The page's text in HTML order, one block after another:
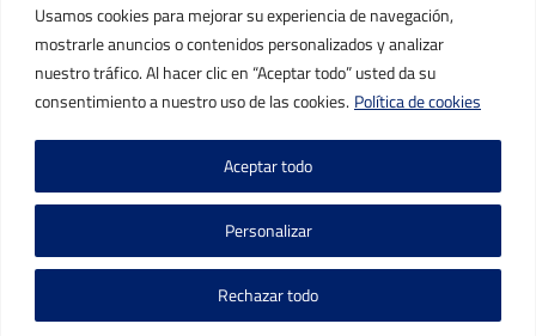
Usamos cookies para mejorar su experiencia de navegación,
mostrarle anuncios o contenidos personalizados y analizar
nuestro tráfico. Al hacer clic en “Aceptar todo” usted da su
consentimiento a nuestro uso de las cookies. Política de cookies
Personalizar
Rechazar todo
Aceptar todo
Mi cuenta
Contacto